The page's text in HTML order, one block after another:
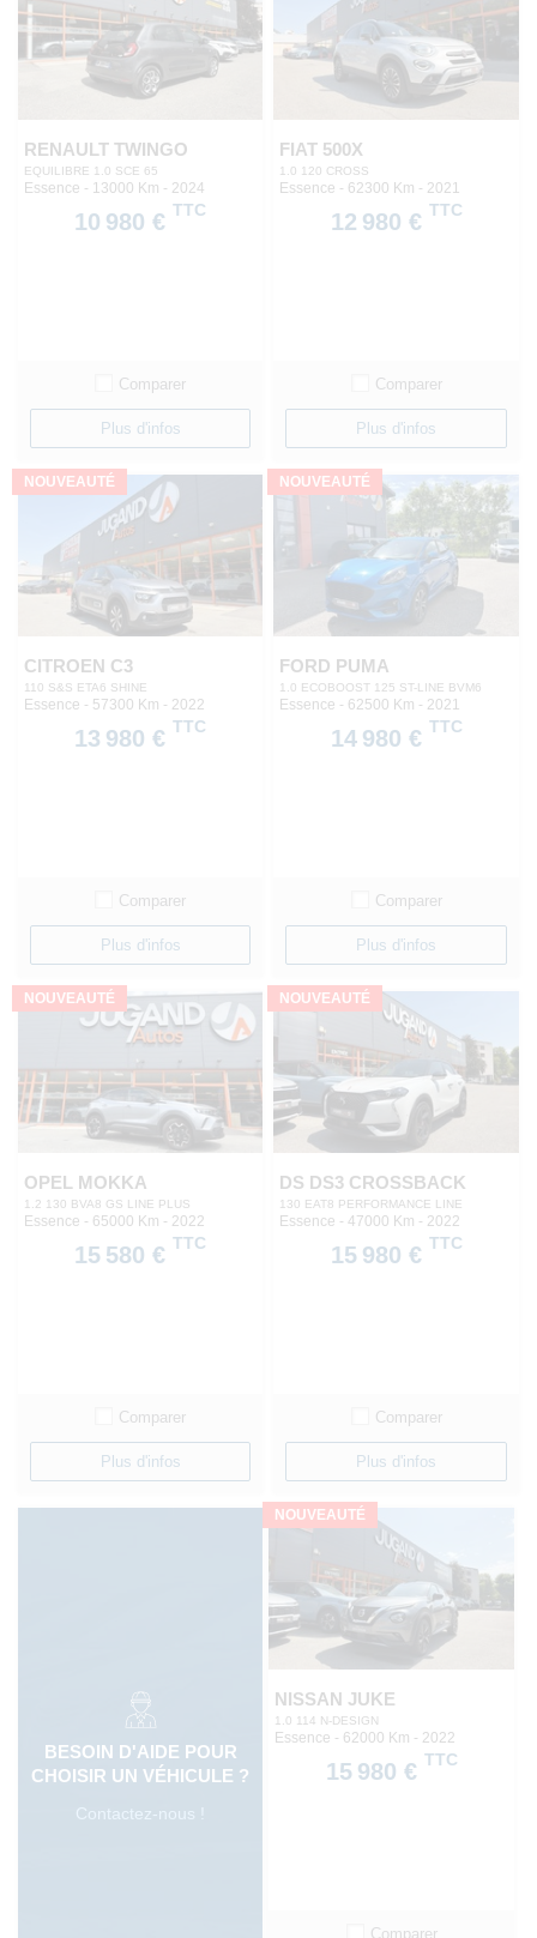
RENAULT TWINGO
EQUILIBRE 1.0 SCE 65
Essence - 13000 Km - 2024
10 980 € TTC
Comparer
Plus d'infos
FIAT 500X
1.0 120 CROSS
Essence - 62300 Km - 2021
12 980 € TTC
Comparer
Plus d'infos
NOUVEAUTÉ
CITROEN C3
110 S&S ETA6 SHINE
Essence - 57300 Km - 2022
13 980 € TTC
Comparer
Plus d'infos
NOUVEAUTÉ
FORD PUMA
1.0 ECOBOOST 125 ST-LINE BVM6
Essence - 62500 Km - 2021
14 980 € TTC
Comparer
Plus d'infos
NOUVEAUTÉ
OPEL MOKKA
1.2 130 BVA8 GS LINE PLUS
Essence - 65000 Km - 2022
15 580 € TTC
Comparer
Plus d'infos
NOUVEAUTÉ
DS DS3 CROSSBACK
130 EAT8 PERFORMANCE LINE
Essence - 47000 Km - 2022
15 980 € TTC
Comparer
Plus d'infos
BESOIN D'AIDE POUR
CHOISIR UN VÉHICULE ?
Contactez-nous !
NOUVEAUTÉ
NISSAN JUKE
1.0 114 N-DESIGN
Essence - 62000 Km - 2022
15 980 € TTC
Comparer